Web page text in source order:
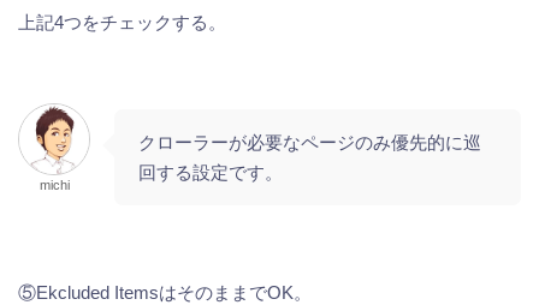
上記4つをチェックする。
michi
クローラーが必要なページのみ優先的に巡
回する設定です。
⑤Ekcluded ItemsはそのままでOK。